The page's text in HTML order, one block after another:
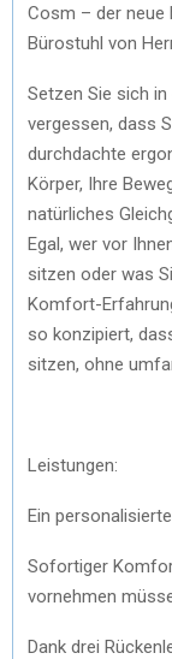
Cosm – der neue
Bürostuhl von
Setzen Sie sich
vergessen, dass
durchdachte
Körper, Ihre
natürliches
Egal, wer vor
sitzen oder was
Komfort-
so konzipiert,
sitzen, ohne
Leistungen:
Ein
Sofortiger
vornehmen
Dank drei